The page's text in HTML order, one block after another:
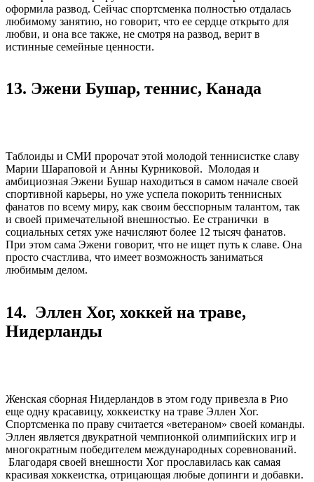
оформила развод. Сейчас спортсменка полностью отдалась
любимому занятию, но говорит, что ее сердце открыто для
любви, и она все также, не смотря на развод, верит в
истинные семейные ценности.
13. Эжени Бушар, теннис, Канада
Таблоиды и СМИ пророчат этой молодой теннисистке славу
Марии Шараповой и Анны Курниковой. Молодая и
амбициозная Эжени Бушар находиться в самом начале своей
спортивной карьеры, но уже успела покорить теннисных
фанатов по всему миру, как своим бесспорным талантом, так
и своей примечательной внешностью. Ее странички в
социальных сетях уже начисляют более 12 тысяч фанатов.
При этом сама Эжени говорит, что не ищет путь к славе. Она
просто счастлива, что имеет возможность заниматься
любимым делом.
14. Эллен Хог, хоккей на траве,
Нидерланды
Женская сборная Нидерландов в этом году привезла в Рио
еще одну красавицу, хоккеистку на траве Эллен Хог.
Спортсменка по праву считается «ветераном» своей команды.
Эллен является двукратной чемпионкой олимпийских игр и
многократным победителем международных соревнований.
Благодаря своей внешности Хог прославилась как самая
красивая хоккеистка, отрицающая любые допинги и добавки.